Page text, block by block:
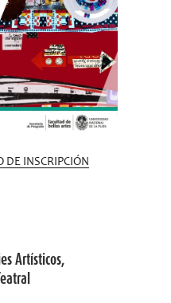
DE INSCRIPCIÓN
Artísticos,